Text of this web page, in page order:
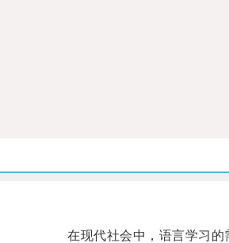
在现代社会中，语言学习的